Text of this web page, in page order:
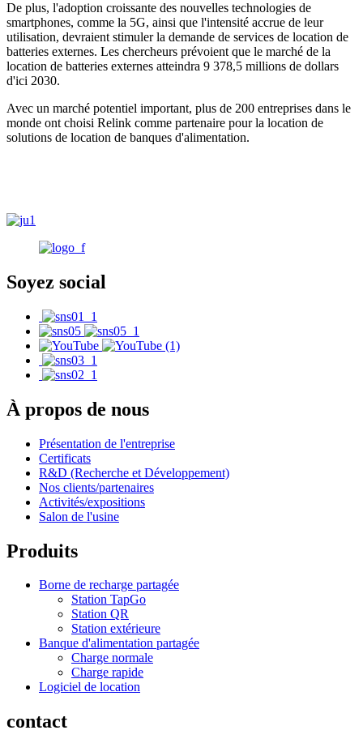
De plus, l'adoption croissante des nouvelles technologies de
smartphones, comme la 5G, ainsi que l'intensité accrue de leur
utilisation, devraient stimuler la demande de services de location de
batteries externes. Les chercheurs prévoient que le marché de la
location de batteries externes atteindra 9 378,5 millions de dollars
d'ici 2030.
Avec un marché potentiel important, plus de 200 entreprises dans le
monde ont choisi Relink comme partenaire pour la location de
solutions de location de banques d'alimentation.
Soyez social
À propos de nous
Présentation de l'entreprise
Certificats
R&D (Recherche et Développement)
Nos clients/partenaires
Activités/expositions
Salon de l'usine
Produits
Borne de recharge partagée
Station TapGo
Station QR
Station extérieure
Banque d'alimentation partagée
Charge normale
Charge rapide
Logiciel de location
contact